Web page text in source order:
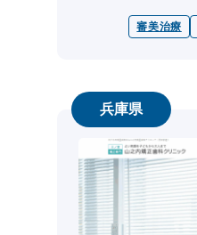
整える治療方法で
審美治療
兵庫県